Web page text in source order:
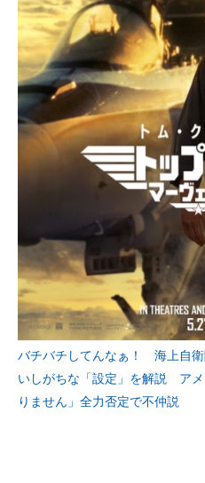
バチバチしてんなぁ！ 海上自
いしがちな「設定」を解説 ア
りません」全力否定で不仲説